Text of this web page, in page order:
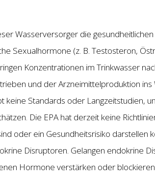
Wasserversorger die
Sexualhormone (z. B. Testosteron,
Konzentrationen im Trinkwasser
und der Arzneimittelproduktion
keine Standards oder Langzeitstudien,
Die EPA hat derzeit keine
oder ein Gesundheitsrisiko darstellen
Disruptoren. Gelangen endokrine
Hormone verstärken oder